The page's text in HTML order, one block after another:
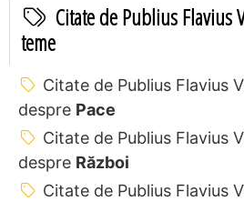
Citate de Publius Flavius
teme
Citate de Publius Flavius
despre Pace
Citate de Publius Flavius
despre Război
Citate de Publius Flavius